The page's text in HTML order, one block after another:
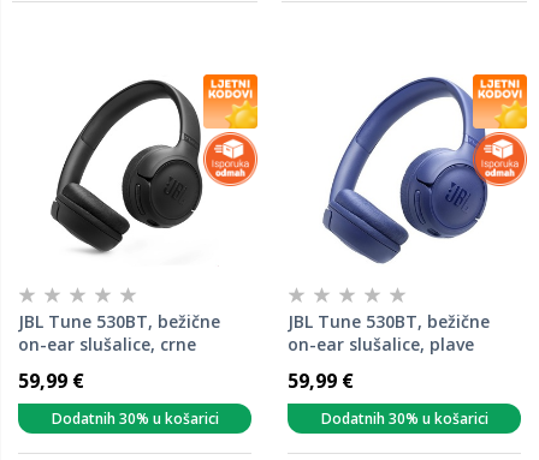
JBL Tune 530BT, bežične
on-ear slušalice, crne
59,99 €
Dodatnih 30% u košarici
JBL Tune 530BT, bežične
on-ear slušalice, plave
59,99 €
Dodatnih 30% u košarici